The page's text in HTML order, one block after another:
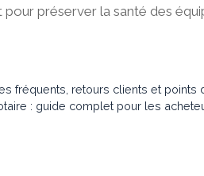
préserver la santé des
fréquents, retours clients et points
: guide complet pour les